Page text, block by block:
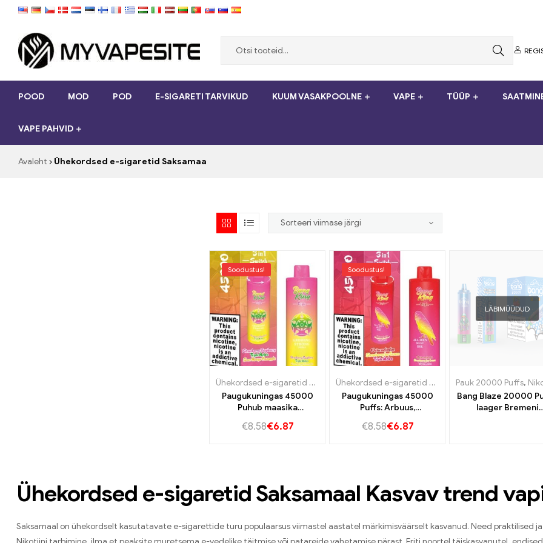
Myvapesite.de
sigarette
odavalt
veebisaidilt
POOD MOD POD E-SIGARETI TARVIKUD KUUM VASAKPOOLNE VAPE TÜÜP
VAPE PAHVID
Avaleht Ühekordsed e-sigaretid Saksamaa
Soodustus!
Ühekordsed e-sigaretid Saksamaa ,Ühekordsed e-sigaretid Portugal,Ühekordsed e-
Paugukuningas 45000
Puhub maasika
melon ja hapu mango
€8.58€6.87
Soodustus!
Ühekordsed e-sigaretid Saksamaa ,Ühekordsed e-
Paugukuningas 45000
Puffs: Arbuus,
triplemelon ülima
€8.58€6.87
LÄBIMÜÜDUD
Pauk 20000 Puffs, Nikotiiniga
Bang Blaze 20000
laager Bremeni
Ühekordsed e-sigaretid Saksamaal Kasvav trend
Saksamaal on ühekordselt kasutatavate e-sigarettide turu populaarsus viimastel aastatel märkimisväärselt kasvanud. Need praktilised